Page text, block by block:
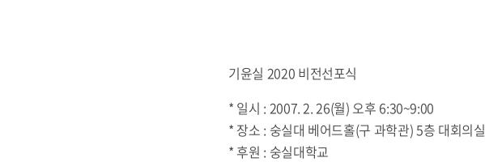
기윤실 2020 비전선포식
* 일시 : 2007. 2. 26(월) 오후 6:30~9:00
* 장소 : 숭실대 베어드홀(구 과학관) 5층 대회의실
* 후원 : 숭실대학교